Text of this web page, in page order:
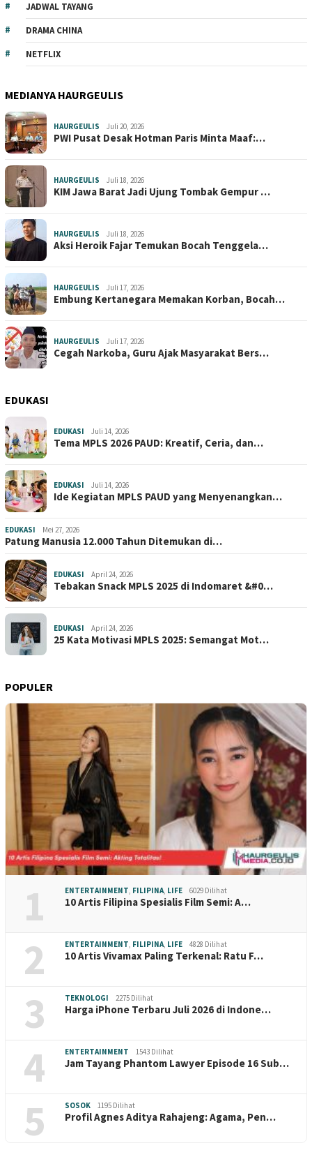
JADWAL TAYANG
DRAMA CHINA
NETFLIX
MEDIANYA HAURGEULIS
HAURGEULIS Juli 20, 2026
PWI Pusat Desak Hotman Paris Minta Maaf:…
HAURGEULIS Juli 18, 2026
KIM Jawa Barat Jadi Ujung Tombak Gempur …
HAURGEULIS Juli 18, 2026
Aksi Heroik Fajar Temukan Bocah Tenggela…
HAURGEULIS Juli 17, 2026
Embung Kertanegara Memakan Korban, Bocah…
HAURGEULIS Juli 17, 2026
Cegah Narkoba, Guru Ajak Masyarakat Bers…
EDUKASI
EDUKASI Juli 14, 2026
Tema MPLS 2026 PAUD: Kreatif, Ceria, dan…
EDUKASI Juli 14, 2026
Ide Kegiatan MPLS PAUD yang Menyenangkan…
EDUKASI Mei 27, 2026
Patung Manusia 12.000 Tahun Ditemukan di…
EDUKASI April 24, 2026
Tebakan Snack MPLS 2025 di Indomaret &#0…
EDUKASI April 24, 2026
25 Kata Motivasi MPLS 2025: Semangat Mot…
POPULER
1 ENTERTAINMENT, FILIPINA, LIFE 6029 Dilihat
10 Artis Filipina Spesialis Film Semi: A…
2 ENTERTAINMENT, FILIPINA, LIFE 4828 Dilihat
10 Artis Vivamax Paling Terkenal: Ratu F…
3 TEKNOLOGI 2275 Dilihat
Harga iPhone Terbaru Juli 2026 di Indone…
4 ENTERTAINMENT 1543 Dilihat
Jam Tayang Phantom Lawyer Episode 16 Sub…
5 SOSOK 1195 Dilihat
Profil Agnes Aditya Rahajeng: Agama, Pen…